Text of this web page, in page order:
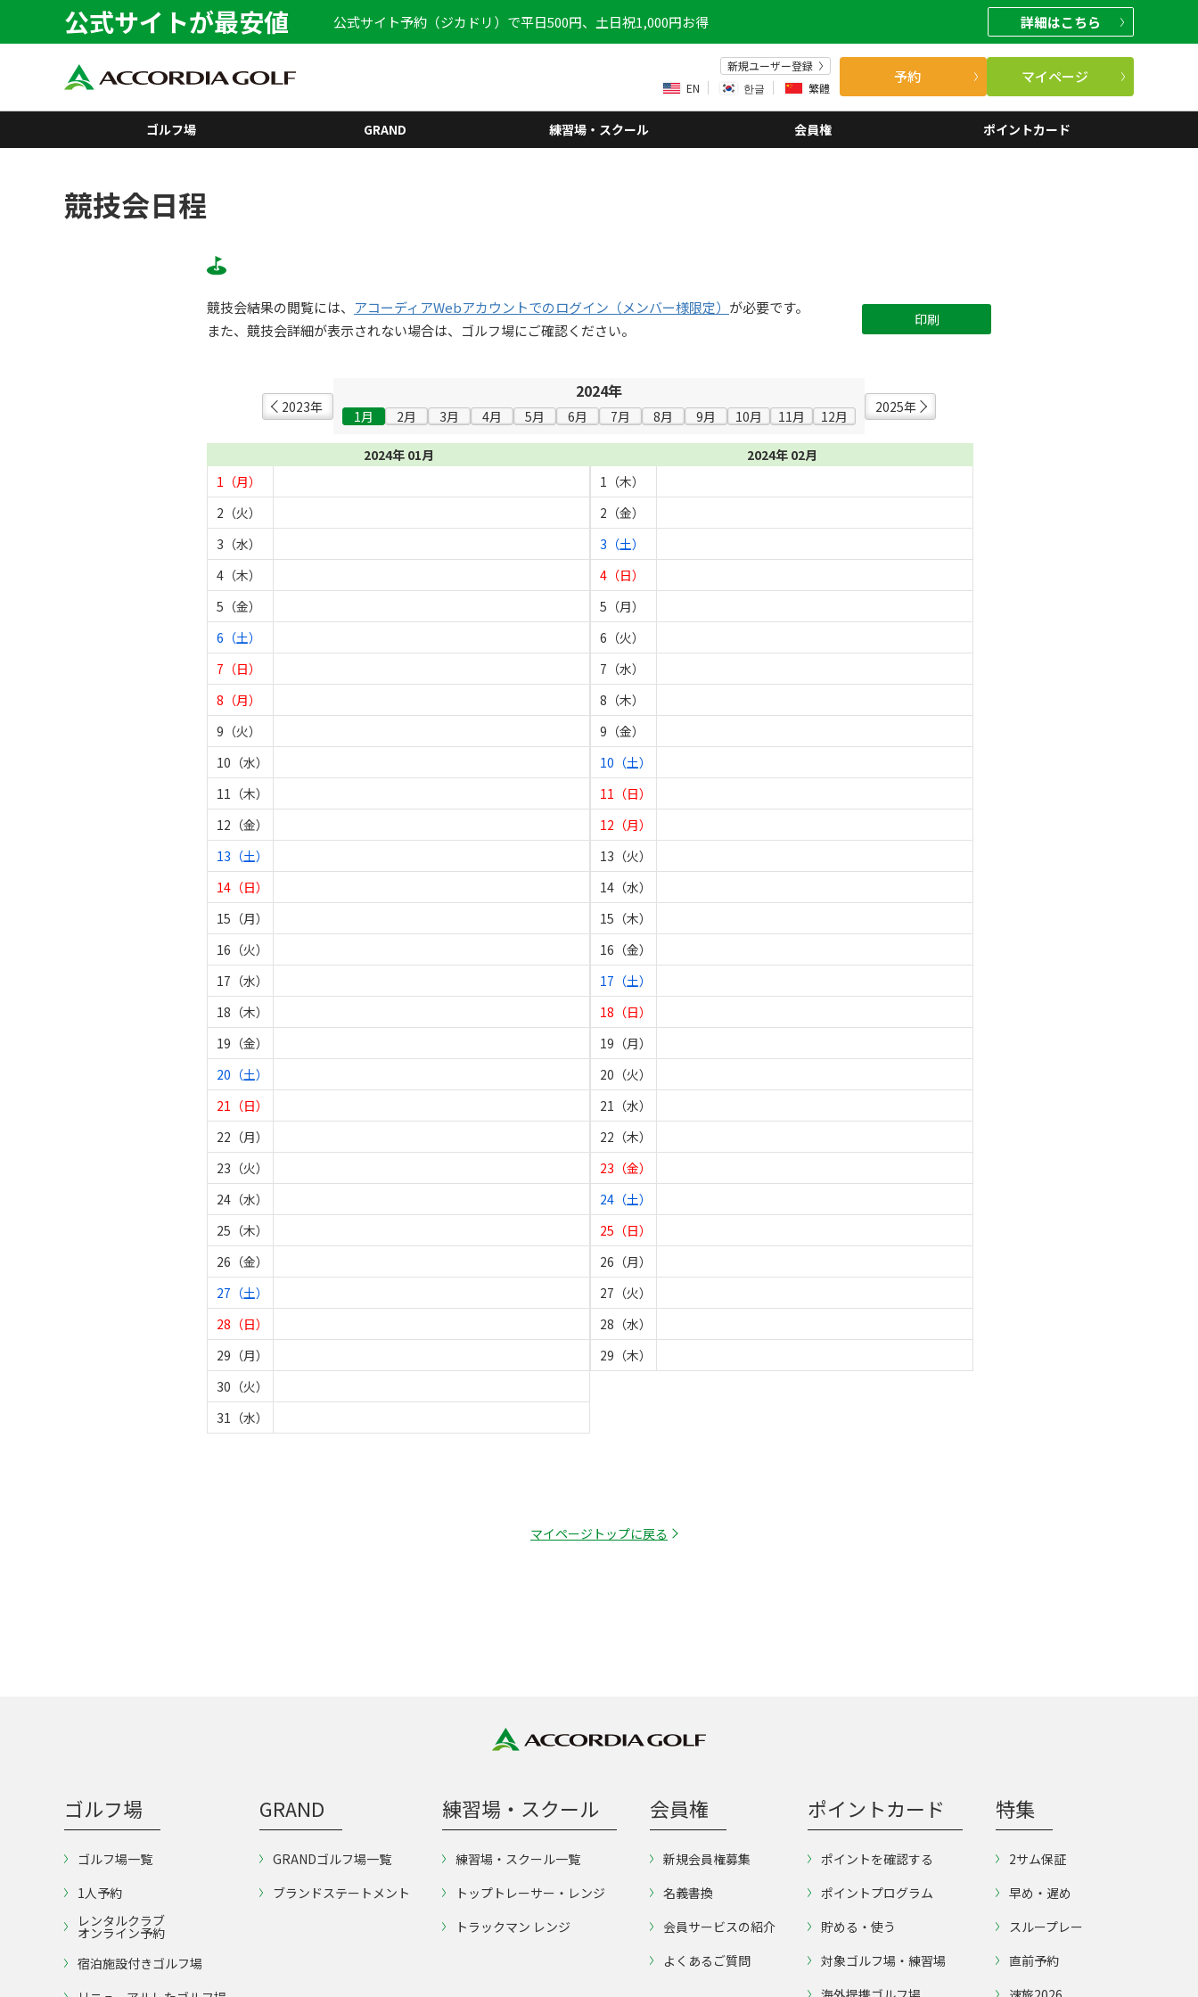
公式サイトが最安値 公式サイト予約（ジカドリ）で平日500円、土日祝1,000円お得 詳細はこちら
新規ユーザー登録
EN
한글 繁體
予約 マイページ
ゴルフ場 GRAND 練習場・スクール 会員権 ポイントカード
競技会日程
競技会結果の閲覧には、 アコーディアWebアカウントでのログイン（メンバー様限定） が必要です。
また、競技会詳細が表示されない場合は、ゴルフ場にご確認ください。
印刷
2023年
2024年
1月 2月 3月 4月 5月 6月 7月 8月 9月 10月 11月 12月
2025年
2024年 01月
1（月）
2（火）
3（水）
4（木）
5（金）
6（土）
7（日）
8（月）
9（火）
10（水）
11（木）
12（金）
13（土）
14（日）
15（月）
16（火）
17（水）
18（木）
19（金）
20（土）
21（日）
22（月）
23（火）
24（水）
25（木）
26（金）
27（土）
28（日）
29（月）
30（火）
31（水）
2024年 02月
1（木）
2（金）
3（土）
4（日）
5（月）
6（火）
7（水）
8（木）
9（金）
10（土）
11（日）
12（月）
13（火）
14（水）
15（木）
16（金）
17（土）
18（日）
19（月）
20（火）
21（水）
22（木）
23（金）
24（土）
25（日）
26（月）
27（火）
28（水）
29（木）
マイページトップに戻る
ゴルフ場
ゴルフ場一覧
1人予約
レンタルクラブ
オンライン予約
宿泊施設付きゴルフ場
GRAND
GRANDゴルフ場一覧
ブランドステートメント
練習場・スクール
練習場・スクール一覧
トップトレーサー・レンジ
トラックマン レンジ
会員権
新規会員権募集
名義書換
会員サービスの紹介
よくあるご質問
ポイントカード
ポイントを確認する
ポイントプログラム
貯める・使う
対象ゴルフ場・練習場
特集
2サム保証
早め・遅め
スループレー
直前予約